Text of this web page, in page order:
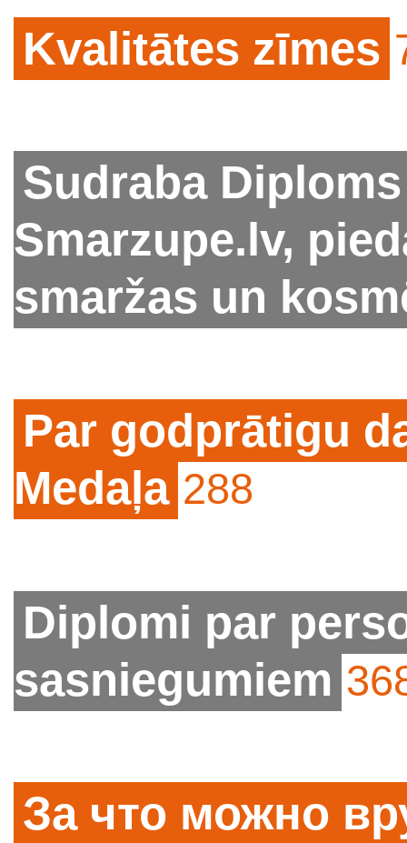
Kvalitātes zīmes
Sudraba
Smarzupe.lv,
smaržas un
Par godprātigu
Medaļa 288
Diplomi par
sasniegumiem
За что можно